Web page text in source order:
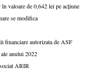
valoare de 0,642 lei pe acțiune
se modifica
financiare autorizata de ASF
anului 2022
ARIR